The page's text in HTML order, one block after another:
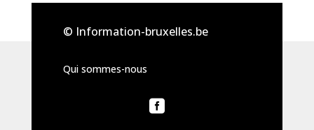
© Information-bruxelles.be
Qui sommes-nous
